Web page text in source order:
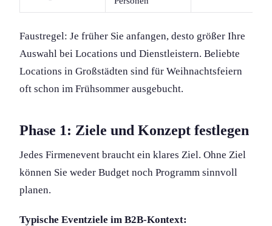
Faustregel: Je früher Sie anfangen, desto größer Ihre
Auswahl bei Locations und Dienstleistern. Beliebte
Locations in Großstädten sind für Weihnachtsfeiern
oft schon im Frühsommer ausgebucht.
Phase 1: Ziele und Konzept festlegen
Jedes Firmenevent braucht ein klares Ziel. Ohne Ziel
können Sie weder Budget noch Programm sinnvoll
planen.
Typische Eventziele im B2B-Kontext: